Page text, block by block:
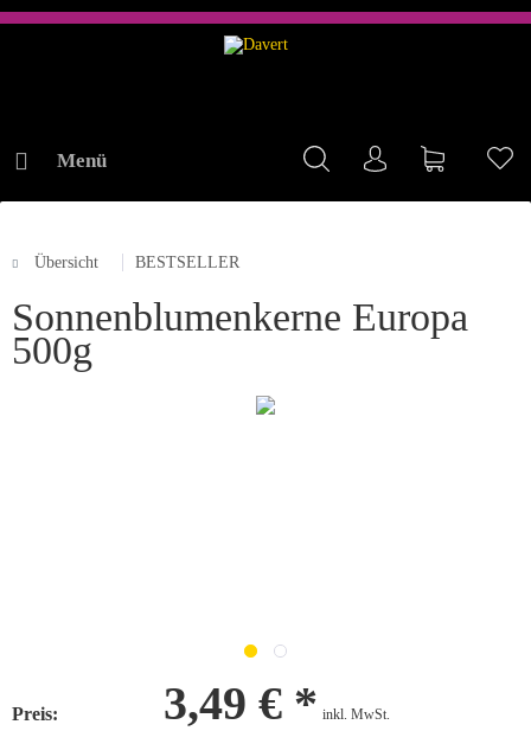
Menü Mein KontoWarenkorb
Übersicht BESTSELLER
ONLINE-SHOP
Sonnenblumenkerne Europa
500g
Preis: 3,49 € * inkl. MwSt.